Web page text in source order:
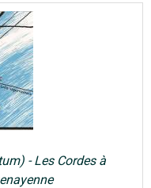
- Les Cordes à